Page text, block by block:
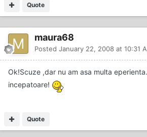
Quote
maura68
Posted January 22, 2008 at 10:31
Ok!Scuze ,dar nu am asa multa
incepatoare!
Quote